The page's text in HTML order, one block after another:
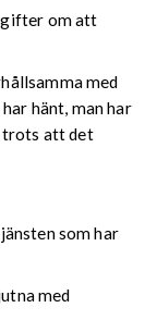
om att
med
hänt, man har
trots att det
som har
med